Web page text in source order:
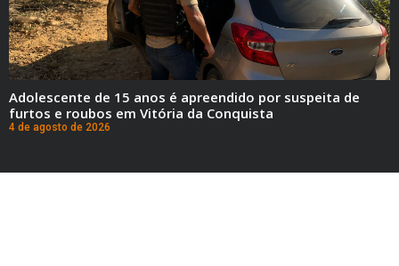
Adolescente de 15 anos é apreendido por suspeita de
furtos e roubos em Vitória da Conquista
4 de agosto de 2026